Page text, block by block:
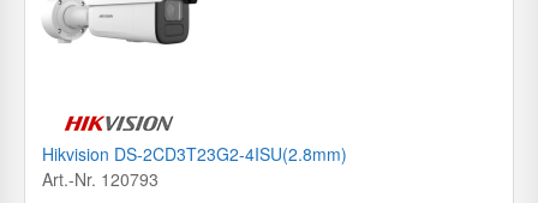
Hikvision DS-2CD3T23G2-4ISU(2.8mm)
Art.-Nr. 120793